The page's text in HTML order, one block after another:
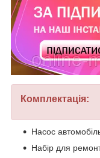
Комплектація:
Насос
Набір для